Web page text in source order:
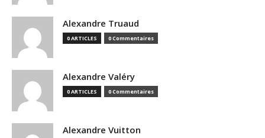
Alexandre Truaud
0 ARTICLES 0 Commentaires
Alexandre Valéry
0 ARTICLES 0 Commentaires
Alexandre Vuitton